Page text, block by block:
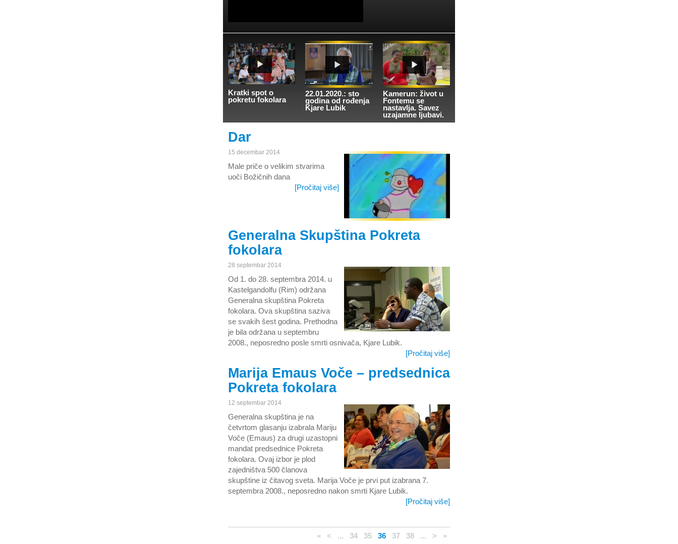
Kratki spot o
pokretu fokolara
22.01.2020.: sto
godina od rođenja
Kjare Lubik
Kamerun: život u
Fontemu se
nastavlja. Savez
uzajamne ljubavi.
Dar
15 decembar 2014
Male priče o velikim stvarima
uoči Božičnih dana
[Pročitaj više]
Generalna Skupština Pokreta
fokolara
28 septembar 2014
Od 1. do 28. septembra 2014. u
Kastelgandolfu (Rim) održana
Generalna skupština Pokreta
fokolara. Ova skupština saziva
se svakih šest godina. Prethodna
je bila održana u septembru
2008., neposredno posle smrti osnivača, Kjare Lubik.
[Pročitaj više]
Marija Emaus Voče – predsednica
Pokreta fokolara
12 septembar 2014
Generalna skupština je na
četvrtom glasanju izabrala Mariju
Voče (Emaus) za drugi uzastopni
mandat predsednice Pokreta
fokolara. Ovaj izbor je plod
zajedništva 500 članova
skupštine iz čitavog sveta. Marija Voče je prvi put izabrana 7.
septembra 2008., neposredno nakon smrti Kjare Lubik.
[Pročitaj više]
« < ... 34 35 36 37 38 ... > »